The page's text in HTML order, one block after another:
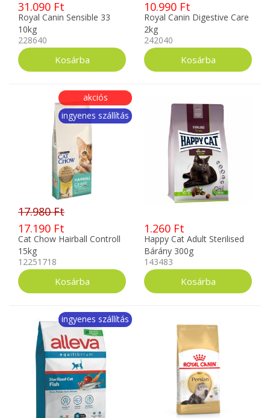
31.090 Ft
Royal Canin Sensible 33
10kg
228640
10.990 Ft
Royal Canin Digestive Care
2kg
242040
akciós
ingyenes szállítás
17.980 Ft
17.190 Ft
Cat Chow Hairball Controll
15kg
12251718
1.260 Ft
Happy Cat Adult Sterilised
Bárány 300g
143483
ingyenes szállítás